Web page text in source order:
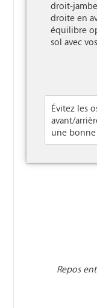
droit-
droite en
équilibre
sol avec
Évitez les
avant/
une
Repos